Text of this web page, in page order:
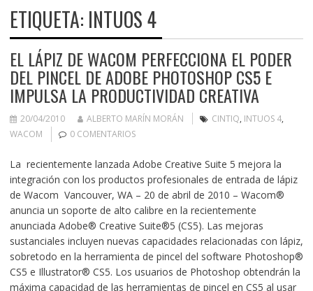
ETIQUETA: INTUOS 4
EL LÁPIZ DE WACOM PERFECCIONA EL PODER
DEL PINCEL DE ADOBE PHOTOSHOP CS5 E
IMPULSA LA PRODUCTIVIDAD CREATIVA
20/04/2010 ALBERTO MARÍN MORÁN CINTIQ, INTUOS 4,
WACOM
0 COMENTARIOS
La recientemente lanzada Adobe Creative Suite 5 mejora la
integración con los productos profesionales de entrada de lápiz
de Wacom Vancouver, WA – 20 de abril de 2010 – Wacom®
anuncia un soporte de alto calibre en la recientemente
anunciada Adobe® Creative Suite®5 (CS5). Las mejoras
sustanciales incluyen nuevas capacidades relacionadas con lápiz,
sobretodo en la herramienta de pincel del software Photoshop®
CS5 e Illustrator® CS5. Los usuarios de Photoshop obtendrán la
máxima capacidad de las herramientas de pincel en CS5 al usar